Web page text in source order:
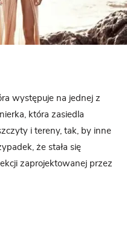
występuje na jednej z
która zasiedla
i tereny, tak, by inne
że stała się
zaprojektowanej przez